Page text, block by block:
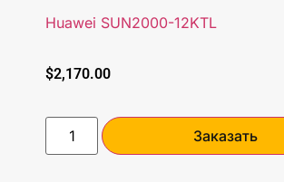
Huawei SUN2000-12KTL
$2,170.00
Заказать